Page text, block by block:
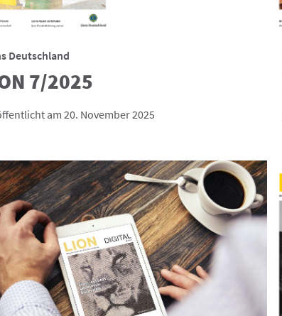
Deutschland
7/2025
am 20. November 2025